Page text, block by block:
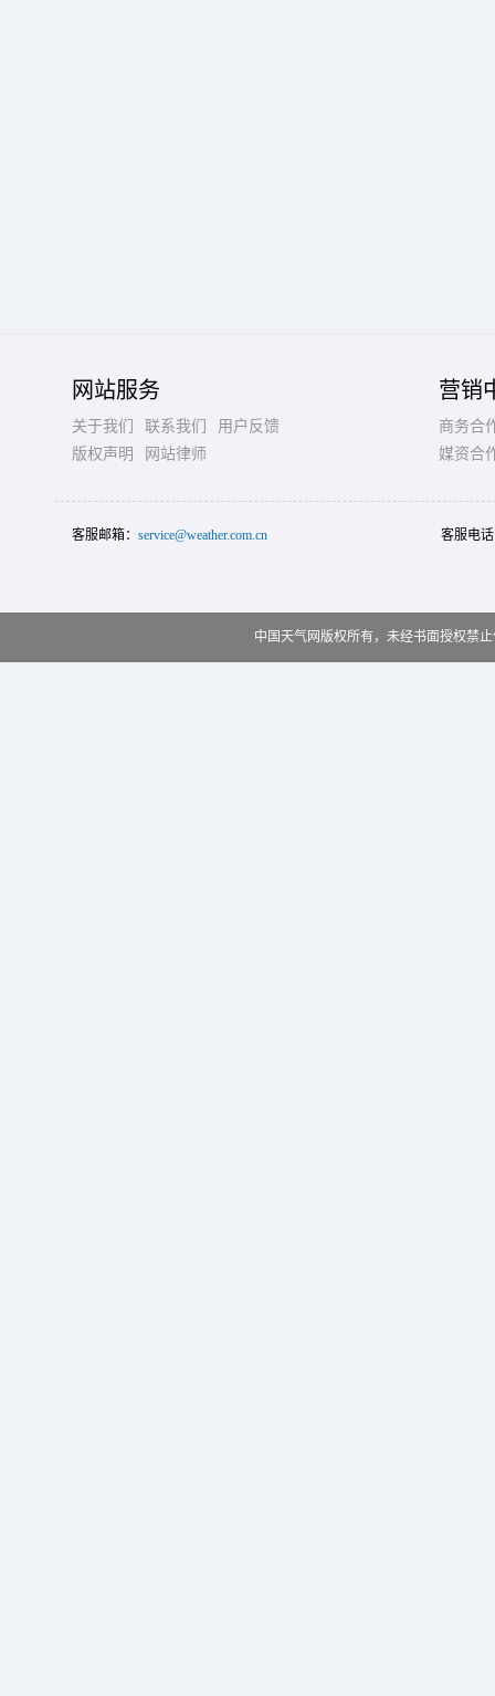
网站服务
关于我们 联系我们
用户反馈
版权声明
网站律师
营销
商务合
媒资合
客服邮箱： service@weather.com.cn 客服电
中国天气网版权所有，未经书面授权